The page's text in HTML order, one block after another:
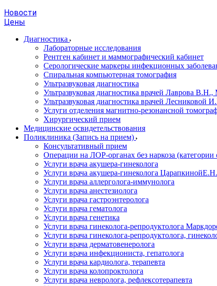
Новости
Цены
Диагностика
Лабораторные исследования
Рентген кабинет и маммографический кабинет
Серологические маркеры инфекционных
Спиральная компьютерная томография
Ультразвуковая диагностика
Ультразвуковая диагностика врачей Лаврова
Ультразвуковая диагностика врачей
Услуги отделения магнитно-резонансной
Хирургический прием
Медицинские освидетельствования
Поликлиника (Запись на прием)
Консультативный прием
Операции на ЛОР-органах без наркоза (категории
Услуги врача акушера-гинеколога
Услуги врача акушера-гинеколога ЦарапкинойЕ.Н.
Услуги врача аллерголога-иммунолога
Услуги врача анестезиолога
Услуги врача гастроэнтеролога
Услуги врача гематолога
Услуги врача генетика
Услуги врача гинеколога-репродуктолога
Услуги врача гинеколога-репродуктолога,
Услуги врача дерматовенеролога
Услуги врача инфекциониста, гепатолога
Услуги врача кардиолога, терапевта
Услуги врача колопроктолога
Услуги врача невролога, рефлексотерапевта